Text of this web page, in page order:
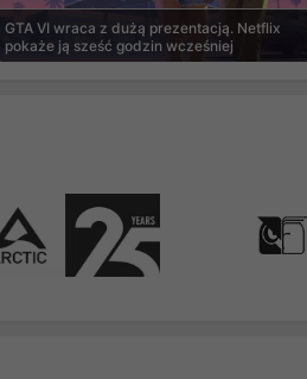
GTA VI wraca z dużą prezentacją. Netflix
pokaże ją sześć godzin wcześniej